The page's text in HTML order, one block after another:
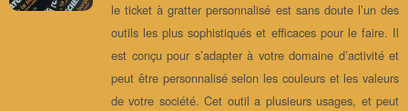
le ticket à gratter personnalisé est sans doute l’un des
outils les plus sophistiqués et efficaces pour le faire. Il
est conçu pour s’adapter à votre domaine d’activité et
peut être personnalisé selon les couleurs et les valeurs
de votre société. Cet outil a plusieurs usages, et peut